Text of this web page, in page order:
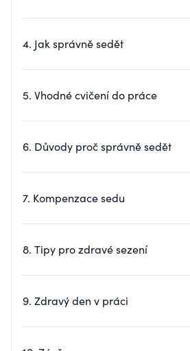
4. Jak správně sedět
5. Vhodné cvičení do práce
6. Důvody proč správně sedět
7. Kompenzace sedu
8. Tipy pro zdravé sezení
9. Zdravý den v práci